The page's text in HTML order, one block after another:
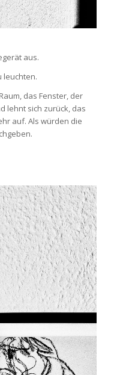
aus.
leuchten.
das Fenster, der
lehnt sich zurück, das
auf. Als würden die